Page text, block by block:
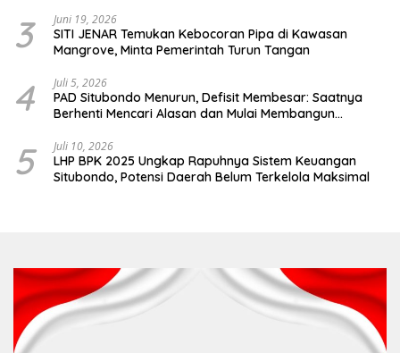
3 Juni 19, 2026
SITI JENAR Temukan Kebocoran Pipa di Kawasan
Mangrove, Minta Pemerintah Turun Tangan
4 Juli 5, 2026
PAD Situbondo Menurun, Defisit Membesar: Saatnya
Berhenti Mencari Alasan dan Mulai Membangun
5 Juli 10, 2026
LHP BPK 2025 Ungkap Rapuhnya Sistem Keuangan
Situbondo, Potensi Daerah Belum Terkelola Maksimal